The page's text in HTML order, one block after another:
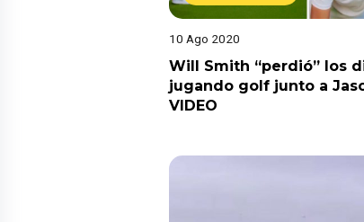
10 Ago 2020
Will Smith “perdió” los
jugando golf junto a
VIDEO